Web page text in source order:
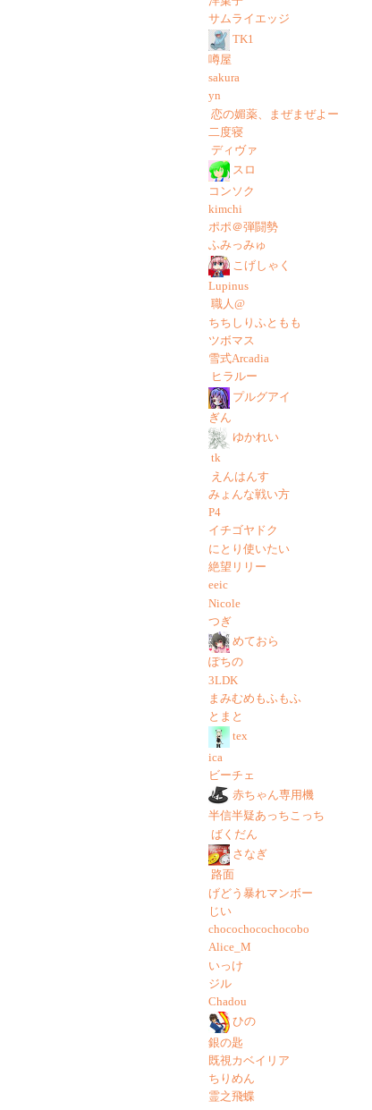
サムライエッジ
TK1
噂屋
sakura
yn
恋の媚薬、まぜまぜよー
二度寝
ディヴァ
スロ
コンソク
kimchi
ポポ＠弾闘勢
ふみっみゅ
こげしゃく
Lupinus
職人@
ちちしりふともも
ツボマス
雪式Arcadia
ヒラルー
プルグアイ
ぎん
ゆかれい
tk
えんはんす
みょんな戦い方
P4
イチゴヤドク
にとり使いたい
絶望リリー
eeic
Nicole
つぎ
めておら
ぽちの
3LDK
まみむめもふもふ
とまと
tex
ica
ビーチェ
赤ちゃん専用機
半信半疑あっちこっち
ばくだん
さなぎ
路面
げどう暴れマンボー
じい
chocochocochocobo
Alice_M
いっけ
ジル
Chadou
ひの
銀の匙
既視カベイリア
ちりめん
霊之飛蝶